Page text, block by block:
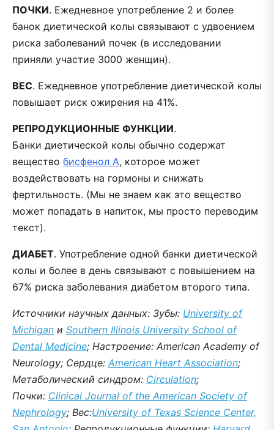
ПОЧКИ. Ежедневное употребление 2 и более
банок диетической колы связывают с удвоением
риска заболеваний почек (в исследовании
приняли участие 3000 женщин).
ВЕС. Ежедневное употребление диетической колы
повышает риск ожирения на 41%.
РЕПРОДУКЦИОННЫЕ ФУНКЦИИ.
Банки диетической колы обычно содержат
вещество бисфенол А, которое может
воздействовать на гормоны и снижать
фертильность. (Мы не знаем как это вещество
может попадать в напиток, мы просто переводим
текст).
ДИАБЕТ. Употребление одной банки диетической
колы и более в день связывают с повышением на
67% риска заболевания диабетом второго типа.
Источники научных данных: Зубы: University of
Michigan и Southern Illinois University School of
Dental Medicine; Настроение: American Academy of
Neurology; Сердце: American Heart Association;
Метаболический синдром: Circulation;
Почки: Clinical Journal of the American Society of
Nephrology; Вес:University of Texas Science Center,